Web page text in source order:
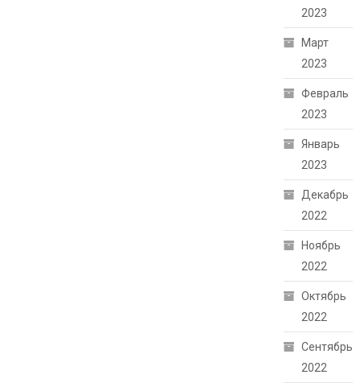
2023
Март
2023
Февраль
2023
Январь
2023
Декабрь
2022
Ноябрь
2022
Октябрь
2022
Сентябрь
2022